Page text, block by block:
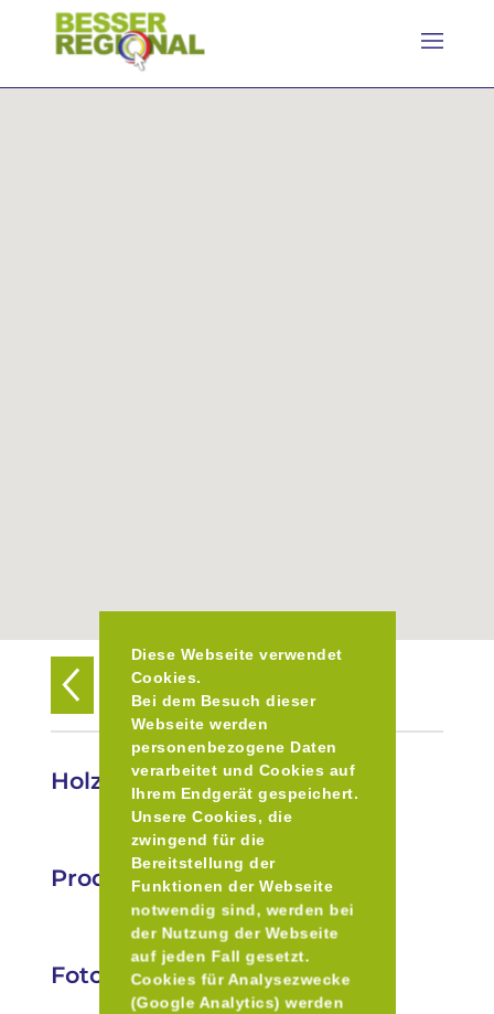
Diese Webseite verwendet
Cookies.
Bei dem Besuch dieser
Webseite werden
personenbezogene Daten
verarbeitet und Cookies auf
Ihrem Endgerät gespeichert.
Unsere Cookies, die
zwingend für die
Bereitstellung der
Funktionen der Webseite
notwendig sind, werden bei
der Nutzung der Webseite
auf jeden Fall gesetzt.
Cookies für Analysezwecke
(Google Analytics) werden
Zurück zur Übersicht
Holzerhof Adolf Sieber
Produkte
Fotos